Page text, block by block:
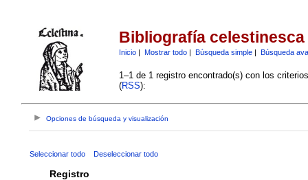
Bibliografía celestinesca
Inicio| Mostrar todo| Búsqueda simple| Búsqueda
1–1 de 1 registro encontrado(s) con los
(RSS):
Opciones de búsqueda y visualización
Seleccionar todo Deseleccionar todo
Registro